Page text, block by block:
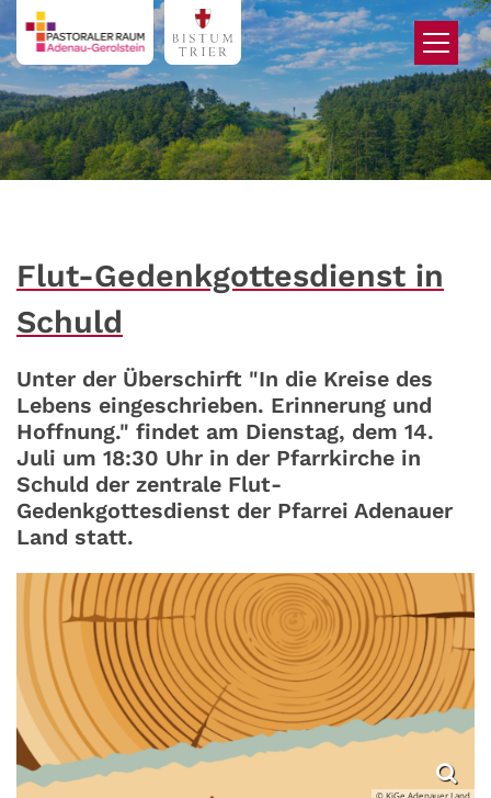
Zum Inhalt springen
Flut-Gedenkgottesdienst in
Schuld
Unter der Überschirft "In die Kreise des
Lebens eingeschrieben. Erinnerung und
Hoffnung." findet am Dienstag, dem 14.
Juli um 18:30 Uhr in der Pfarrkirche in
Schuld der zentrale Flut-
Gedenkgottesdienst der Pfarrei Adenauer
Land statt.
© KiGe Adenauer Land